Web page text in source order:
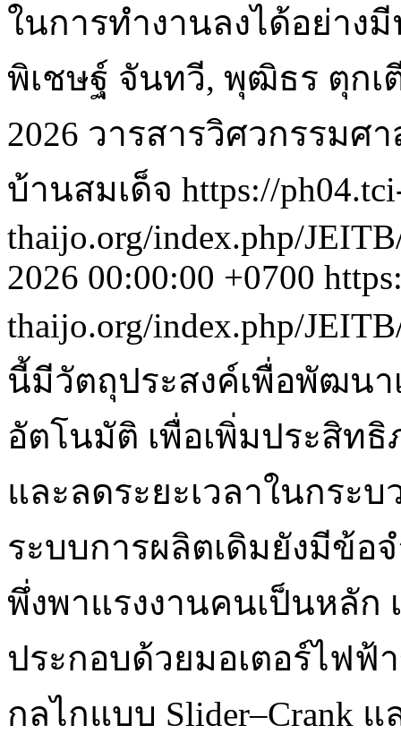
ในการทำงานลงได้อย่าง
พิเชษฐ์ จันทวี, พุฒิธร ตุก
2026 วารสารวิศวกรรมศ
บ้านสมเด็จ https://
thaijo.org/index.php/
2026 00:00:00 +0700
thaijo.org/index.php/
นี้มีวัตถุประสงค์เพื่อพัฒนา
อัตโนมัติ เพื่อเพิ่มประสิท
และลดระยะเวลาในกระ
ระบบการผลิตเดิมยังมีข้อ
พึ่งพาแรงงานคนเป็นหลั
ประกอบด้วยมอเตอร์ไฟฟ้
กลไกแบบ Slider–Crank